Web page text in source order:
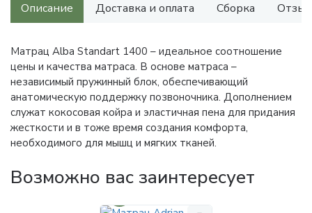
Описание Доставка и оплата Сборка
Матрац Alba Standart 1400 – идеальное соотношение
цены и качества матраса. В основе матраса –
независимый пружинный блок, обеспечивающий
анатомическую поддержку позвоночника. Дополнением
служат кокосовая койра и эластичная пена для придания
жесткости и в тоже время создания комфорта,
необходимого для мышц и мягких тканей.
Возможно вас заинтересует